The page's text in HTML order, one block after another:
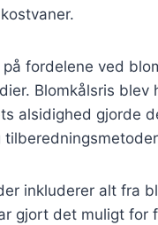
fordelene ved
Blomkålsris blev
alsidighed gjorde
inkluderer alt fra
gjort det muligt for